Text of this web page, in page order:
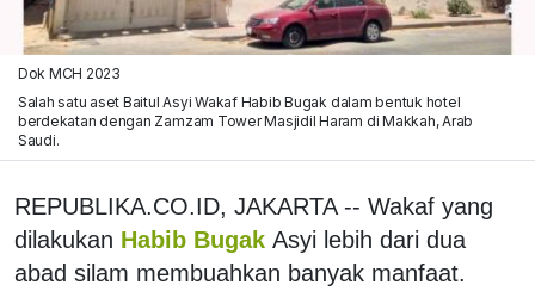
Dok MCH 2023
Salah satu aset Baitul Asyi Wakaf Habib Bugak dalam bentuk hotel
berdekatan dengan Zamzam Tower Masjidil Haram di Makkah, Arab
Saudi.
REPUBLIKA.CO.ID, JAKARTA -- Wakaf yang
dilakukan Habib Bugak Asyi lebih dari dua
abad silam membuahkan banyak manfaat.